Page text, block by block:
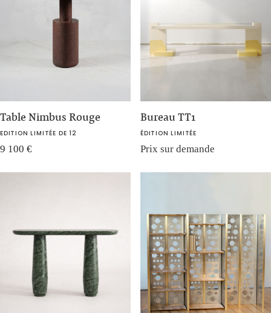
Table Nimbus Rouge
EDITION LIMITÉE DE 12
9 100 €
Bureau TT1
ÉDITION LIMITÉE
Prix sur demande